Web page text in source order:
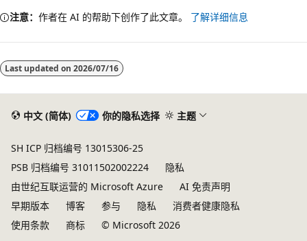
注意： 作者在 AI 的帮助下创作了此文章。 了解详细信息
Last updated on 2026/07/16
中文 (简体) 你的隐私选择 主题
SH ICP 归档编号 13015306-25
PSB 归档编号 31011502002224
隐私
由世纪互联运营的 Microsoft Azure
AI 免责声明
早期版本
博客 参与 隐私
消费者健康隐私
使用条款
商标 © Microsoft 2026